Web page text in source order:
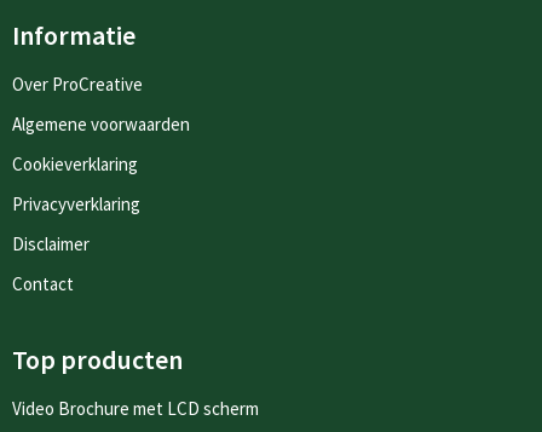
Informatie
Over ProCreative
Algemene voorwaarden
Cookieverklaring
Privacyverklaring
Disclaimer
Contact
Top producten
Video Brochure met LCD scherm